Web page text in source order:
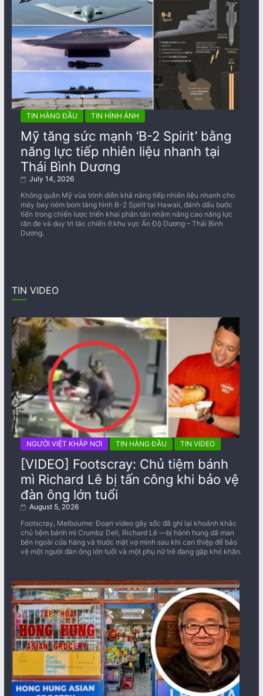
TIN HÀNG ĐẦU TIN HÌNH ẢNH
Mỹ tăng sức mạnh ‘B-2 Spirit’ bằng
năng lực tiếp nhiên liệu nhanh tại
Thái Bình Dương
July 14, 2026
Không quân Mỹ vừa trình diễn khả năng tiếp nhiên liệu nhanh cho
máy bay ném bom tàng hình B-2 Spirit tại Hawaii, đánh dấu bước
tiến trong chiến lược triển khai phân tán nhằm nâng cao năng lực
răn đe và duy trì tác chiến ở khu vực Ấn Độ Dương – Thái Bình
Dương.
TIN VIDEO
NGƯỜI VIỆT KHẮP NƠI TIN HÀNG ĐẦU TIN VIDEO
[VIDEO] Footscray: Chủ tiệm bánh
mì Richard Lê bị tấn công khi bảo vệ
đàn ông lớn tuổi
August 5, 2026
Footscray, Melbourne: Đoạn video gây sốc đã ghi lại khoảnh khắc
chủ tiệm bánh mì Crumbz Deli, Richard Lê —bị hành hung dã man
bên ngoài cửa hàng và trước mặt vợ mình sau khi can thiệp để bảo
vệ một người đàn ông lớn tuổi và một phụ nữ trẻ đang gặp khó khăn.